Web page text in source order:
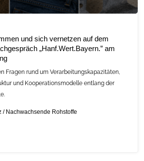
und sich vernetzen auf dem
„Hanf.Wert.Bayern.” am
Fragen rund um Verarbeitungskapazitäten,
und Kooperationsmodelle entlang der
/ Nachwachsende Rohstoffe